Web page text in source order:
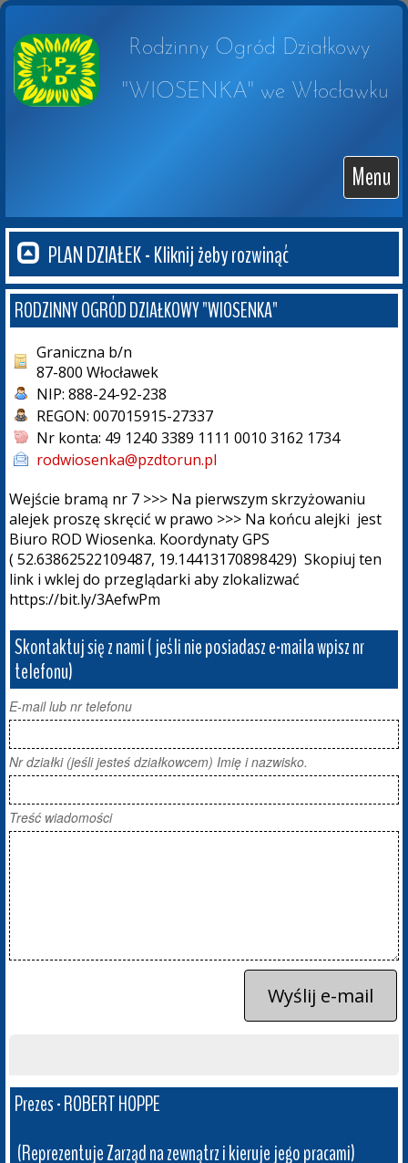
Rodzinny Ogród Działkowy
"WIOSENKA" we Włocławku
Menu
PLAN DZIAŁEK - Kliknij żeby rozwinąć
RODZINNY OGRÓD DZIAŁKOWY "WIOSENKA"
Graniczna b/n
87-800 Włocławek
NIP: 888-24-92-238
REGON: 007015915-27337
Nr konta: 49 1240 3389 1111 0010 3162 1734
rodwiosenka@pzdtorun.pl
Wejście bramą nr 7 >>> Na pierwszym skrzyżowaniu
alejek proszę skręcić w prawo >>> Na końcu alejki jest
Biuro ROD Wiosenka. Koordynaty GPS
( 52.63862522109487, 19.14413170898429) Skopiuj ten
link i wklej do przeglądarki aby zlokalizwać
https://bit.ly/3AefwPm
Skontaktuj się z nami ( jeśli nie posiadasz e-maila wpisz nr
telefonu)
E-mail lub nr telefonu
Nr działki (jeśli jesteś działkowcem) Imię i nazwisko.
Treść wiadomości
Wyślij e-mail
Prezes - ROBERT HOPPE
(Reprezentuje Zarząd na zewnątrz i kieruje jego pracami)